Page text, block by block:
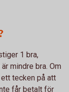
1 bra,
mindre bra. Om
tecken på att
får betalt för